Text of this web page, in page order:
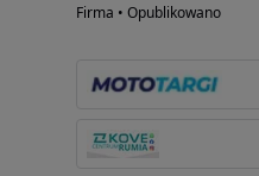
Firma • Opublikowano